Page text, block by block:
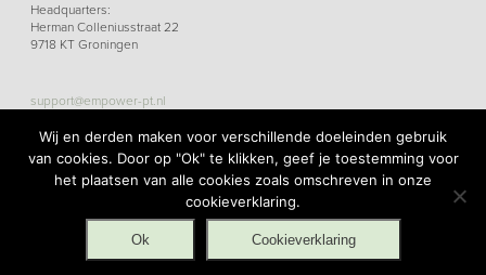
Headquarters:
Herman Colleniusstraat 22
9718 KT Groningen
support@empower-pt.nl
General Terms and Conditions Privacy statement
Disclaimer
Cookie statement
Wij en derden maken voor verschillende doeleinden gebruik
van cookies. Door op "Ok" te klikken, geef je toestemming voor
het plaatsen van alle cookies zoals omschreven in onze
cookieverklaring.
Ok Cookieverklaring